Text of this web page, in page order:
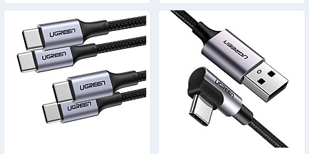
HÀNG CHÍNH HÃNG
HÀNG CHÍNH HÃNG